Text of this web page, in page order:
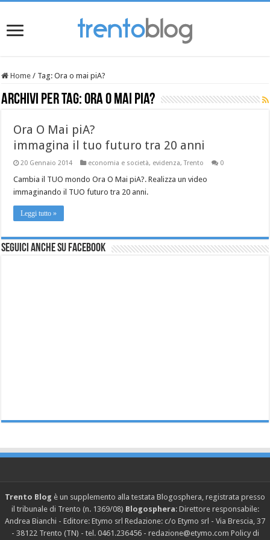
Home / Tag:Ora o mai piA?
Archivi per tag:Ora o mai piA?
Ora O Mai piA?
immagina il tuo futuro tra 20 anni
20 Gennaio 2014 economia e società, evidenza,Trento 0
Cambia il TUO mondo Ora O Mai piA?. Realizza un video
immaginando il TUO futuro tra 20 anni.
Leggi tutto »
Seguici anche su Facebook
Trento Blog è un supplemento alla testata Blogosphera, registrata presso
il tribunale di Trento (n. 1369/08) Blogosphera: Direttore responsabile:
Andrea Bianchi - Editore: Etymo srl Redazione: c/o Etymo srl - Via Brescia, 37
- 38122 Trento (TN) - tel. 0461.236456 - redazione@etymo.com Policy di